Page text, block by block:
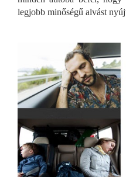
legjobb minőségű alvást